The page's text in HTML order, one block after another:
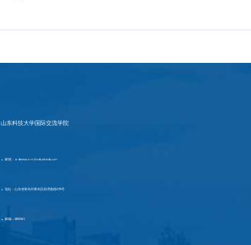
山东科技大学国际交流学院
邮箱：admission@sdust.edu.cn
地址：山东省青岛市黄岛区前湾港路579号
邮编：266590